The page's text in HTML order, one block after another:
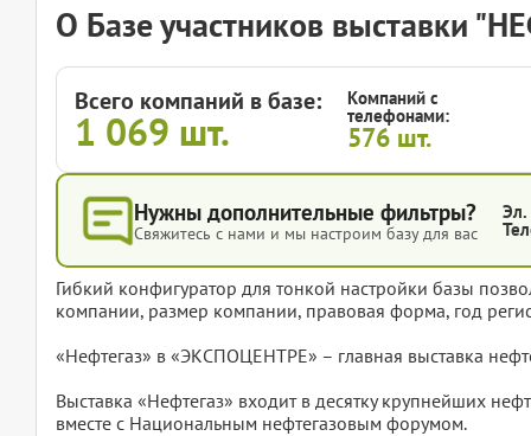
О Базе участников выставки
Всего компаний в базе:
1 069 шт.
Компаний с
телефонами:
576 шт.
Нужны дополнительные фильтры?
Свяжитесь с нами и мы настроим базу для вас
Эл.
Гибкий конфигуратор для тонкой настройки базы
компании, размер компании, правовая форма, год
«Нефтегаз» в «ЭКСПОЦЕНТРЕ» – главная выставка
Выставка «Нефтегаз» входит в десятку крупнейших
вместе с Национальным нефтегазовым форумом.